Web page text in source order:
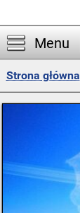
Menu
Strona główna